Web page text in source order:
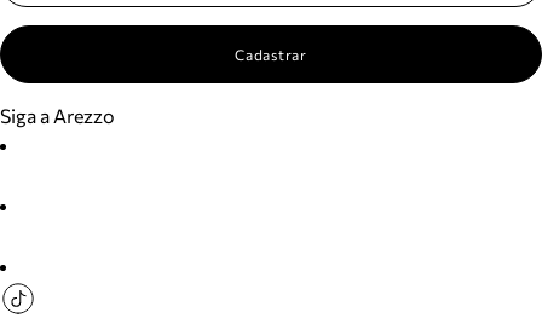
Cadastrar
Siga a Arezzo